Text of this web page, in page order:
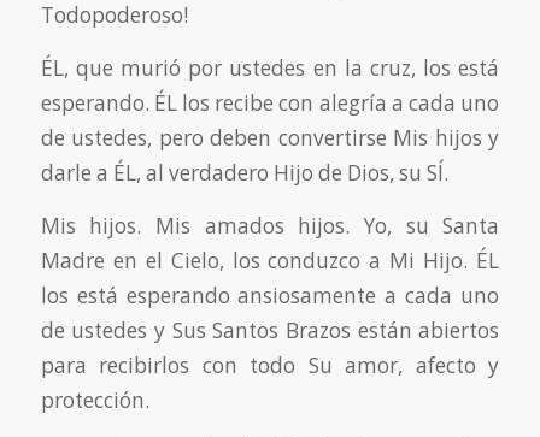
Todopoderoso!
ÉL, que murió por ustedes en la cruz, los está
esperando. ÉL los recibe con alegría a cada uno
de ustedes, pero deben convertirse Mis hijos y
darle a ÉL, al verdadero Hijo de Dios, su SÍ.
Mis hijos. Mis amados hijos. Yo, su Santa
Madre en el Cielo, los conduzco a Mi Hijo. ÉL
los está esperando ansiosamente a cada uno
de ustedes y Sus Santos Brazos están abiertos
para recibirlos con todo Su amor, afecto y
protección.